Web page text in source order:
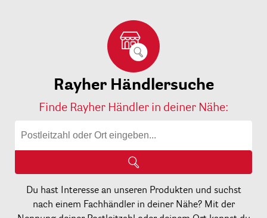
Rayher Händlersuche
Finde Rayher Händler in deiner Nähe:
Du hast Interesse an unseren Produkten und suchst
nach einem Fachhändler in deiner Nähe? Mit der